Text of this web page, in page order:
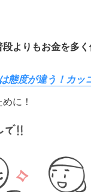
段よりもお金を多
態度が違う！カッ
に！